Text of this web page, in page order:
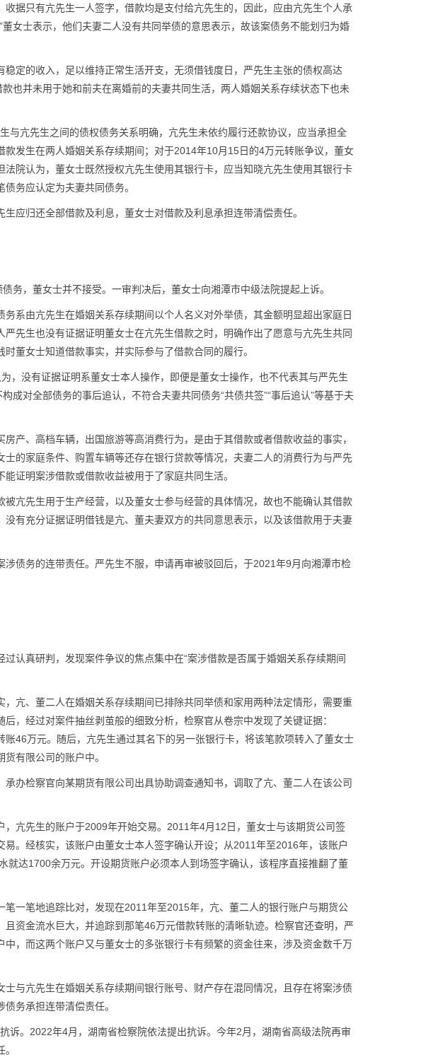
据只有亢先生一人签字，借款均是支付给亢先生的，因此，应由亢先生个人承
女士表示，他们夫妻二人没有共同举债的意思表示，故该案债务不能划归为婚
定的收入，足以维持正常生活开支，无须借钱度日，严先生主张的债权高达
也并未用于她和前夫在离婚前的夫妻共同生活，两人婚姻关系存续状态下也未
与亢先生之间的债权债务关系明确，亢先生未依约履行还款协议，应当承担全
发生在两人婚姻关系存续期间；对于2014年10月15日的4万元转账争议，董女
院认为，董女士既然授权亢先生使用其银行卡，应当知晓亢先生使用其银行卡
务应认定为夫妻共同债务。
应归还全部借款及利息，董女士对借款及利息承担连带清偿责任。
务，董女士并不接受。一审判决后，董女士向湘潭市中级法院提起上诉。
系由亢先生在婚姻关系存续期间以个人名义对外举债，其金额明显超出家庭日
先生也没有证据证明董女士在亢先生借款之时，明确作出了愿意与亢先生共同
董女士知道借款事实，并实际参与了借款合同的履行。
，没有证据证明系董女士本人操作，即便是董女士操作，也不代表其与严先生
成对全部债务的事后追认，不符合夫妻共同债务“共债共签”“事后追认”等基于夫
产、高档车辆，出国旅游等高消费行为，是由于其借款或者借款收益的事实，
士的家庭条件、购置车辆等还存在银行贷款等情况，夫妻二人的消费行为与严先
证明案涉借款或借款收益被用于了家庭共同生活。
被亢先生用于生产经营，以及董女士参与经营的具体情况，故也不能确认其借款
有充分证据证明借钱是亢、董夫妻双方的共同意思表示，以及该借款用于夫妻
债务的连带责任。严先生不服，申请再审被驳回后，于2021年9月向湘潭市检
认真研判，发现案件争议的焦点集中在“案涉借款是否属于婚姻关系存续期间
亢、董二人在婚姻关系存续期间已排除共同举债和家用两种法定情形，需要重
，经过对案件抽丝剥茧般的细致分析，检察官从卷宗中发现了关键证据：
46万元。随后，亢先生通过其名下的另一张银行卡，将该笔款项转入了董女士
有限公司的账户中。
办检察官向某期货有限公司出具协助调查通知书，调取了亢、董二人在该公司
，亢先生的账户于2009年开始交易。2011年4月12日，董女士与该期货公司签
。经核实，该账户由董女士本人签字确认开设；从2011年至2016年，该账户
就达1700余万元。开设期货账户必须本人到场签字确认，该程序直接推翻了董
笔一笔地追踪比对，发现在2011年至2015年，亢、董二人的银行账户与期货公
资金流水巨大，并追踪到那笔46万元借款转账的清晰轨迹。检察官还查明，严
，而这两个账户又与董女士的多张银行卡有频繁的资金往来，涉及资金数千万
与亢先生在婚姻关系存续期间银行账号、财产存在混同情况，且存在将案涉债
务承担连带清偿责任。
诉。2022年4月，湖南省检察院依法提出抗诉。今年2月，湖南省高级法院再审